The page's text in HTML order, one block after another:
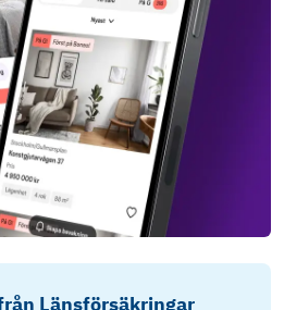
Länsförsäkringar